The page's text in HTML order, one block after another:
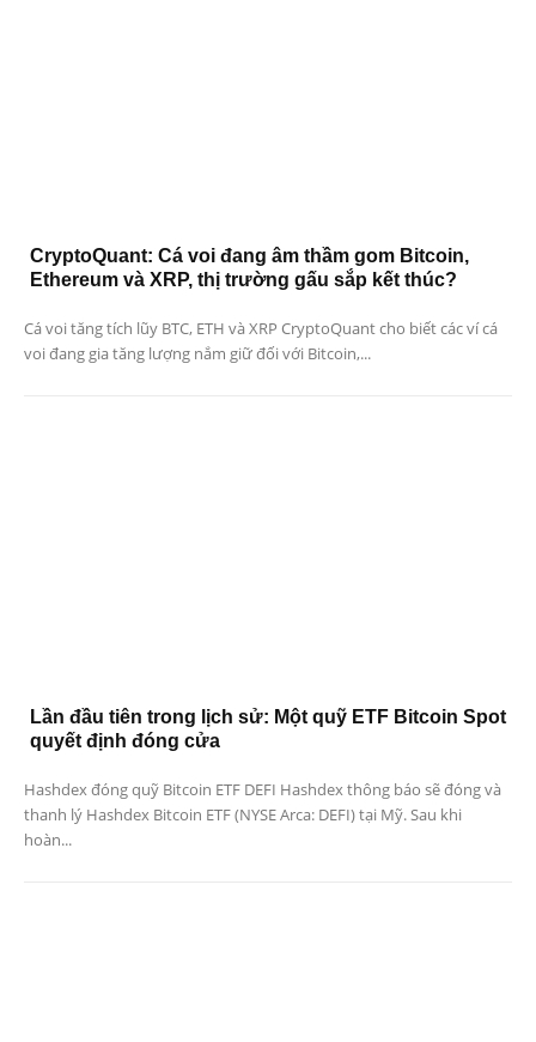
CryptoQuant: Cá voi đang âm thầm gom Bitcoin,
Ethereum và XRP, thị trường gấu sắp kết thúc?
Cá voi tăng tích lũy BTC, ETH và XRP CryptoQuant cho biết các ví cá
voi đang gia tăng lượng nắm giữ đối với Bitcoin,...
Lần đầu tiên trong lịch sử: Một quỹ ETF Bitcoin Spot
quyết định đóng cửa
Hashdex đóng quỹ Bitcoin ETF DEFI Hashdex thông báo sẽ đóng và
thanh lý Hashdex Bitcoin ETF (NYSE Arca: DEFI) tại Mỹ. Sau khi
hoàn...